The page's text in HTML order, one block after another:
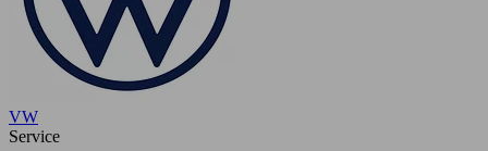
VW
Service